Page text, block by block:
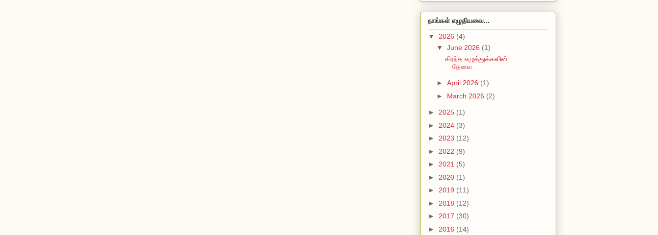
நாங்கள் எழுதியவை...
▼ 2026 (4)
▼ June 2026 (1)
கிரந்த எழுத்துக்களின்
தேவை
► April 2026 (1)
► March 2026 (2)
► 2025 (1)
► 2024 (3)
► 2023 (12)
► 2022 (9)
► 2021 (5)
► 2020 (1)
► 2019 (11)
► 2018 (12)
► 2017 (30)
► 2016 (14)